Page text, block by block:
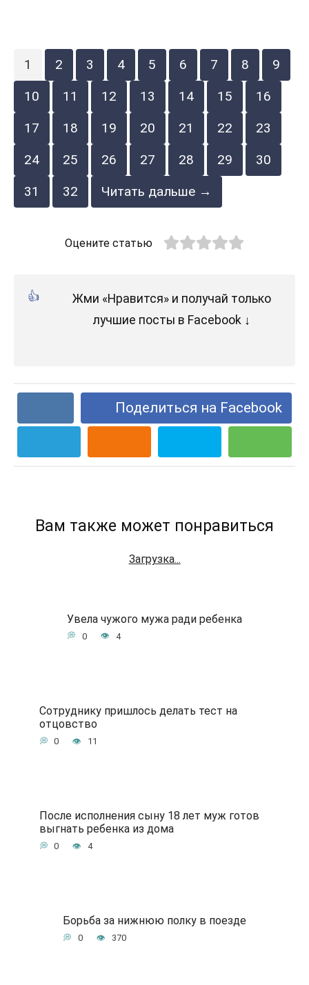
1 2 3 4 5 6 7 8
9
10
11 12 13 14 15
16
17
18 19 20 21 22
23
24
25 26 27 28 29
30
31
32 Читать дальше →
Оцените статью
Жми «Нравится» и получай только
лучшие посты в Facebook ↓
Поделиться на Facebook
Вам также может понравиться
Загрузка...
Увела чужого мужа ради ребенка
0 4
Сотруднику пришлось делать тест на
отцовство
0 11
После исполнения сыну 18 лет муж готов
выгнать ребенка из дома
0 4
Борьба за нижнюю полку в поезде
0 370